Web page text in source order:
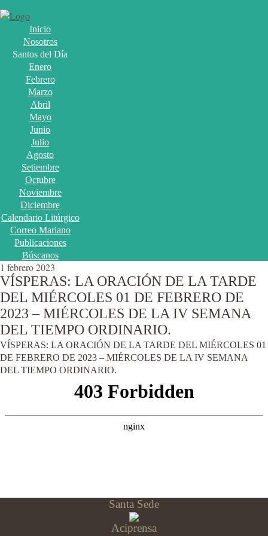
Inicio
Nosotros
Santos del Día
Enero
Febrero
Marzo
Abril
Mayo
Junio
Julio
Agosto
Setiembre
Octubre
Noviembre
Diciembre
Calendario Litúrgico
Correo Mariano
Publicaciones
Búscanos
1 febrero 2023
VÍSPERAS: LA ORACIÓN DE LA TARDE
DEL MIÉRCOLES 01 DE FEBRERO DE
2023 – MIÉRCOLES DE LA IV SEMANA
DEL TIEMPO ORDINARIO.
VÍSPERAS: LA ORACIÓN DE LA TARDE DEL MIÉRCOLES 01
DE FEBRERO DE 2023 – MIÉRCOLES DE LA IV SEMANA
DEL TIEMPO ORDINARIO.
Santa Sede
Aciprensa